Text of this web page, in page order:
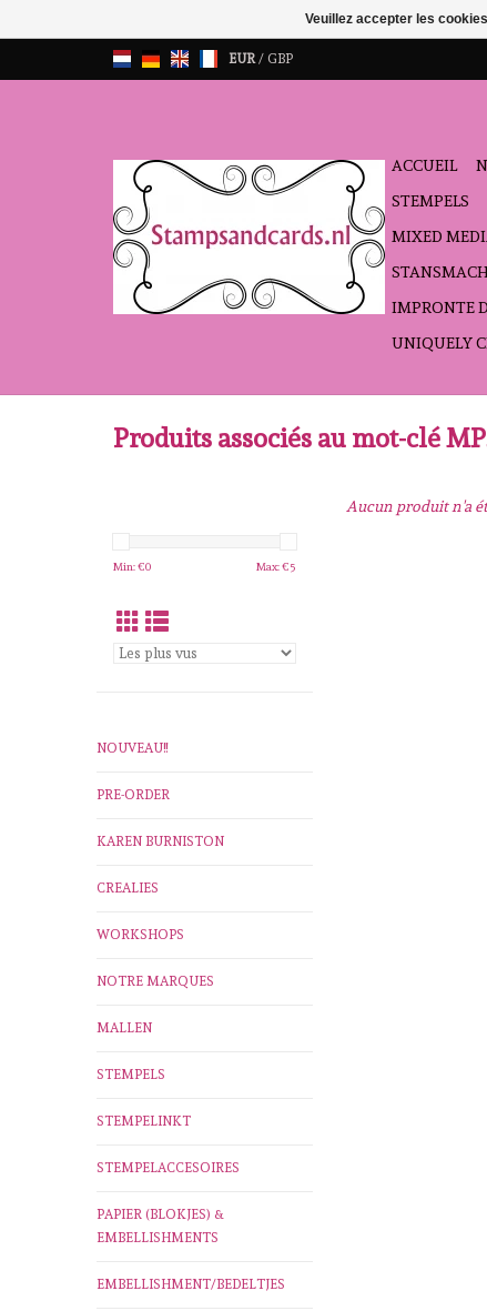
EUR/ GBP
ACCUEIL
STEMPELS
MIXED
IMPRONTE
UNIQUELY
Produits associés au mot-clé
Min: €0 Max: €5
NOUVEAU!!
PRE-ORDER
KAREN BURNISTON
CREALIES
WORKSHOPS
NOTRE MARQUES
MALLEN
STEMPELS
STEMPELINKT
STEMPELACCESOIRES
PAPIER (BLOKJES) &
EMBELLISHMENTS
EMBELLISHMENT/BEDELTJES
Aucun produit n'a
Veuillez accepter les